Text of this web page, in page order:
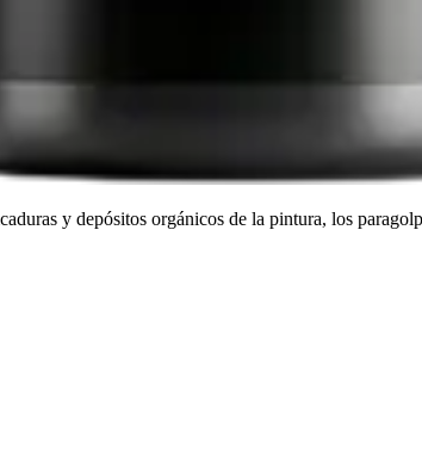
y depósitos orgánicos de la pintura, los